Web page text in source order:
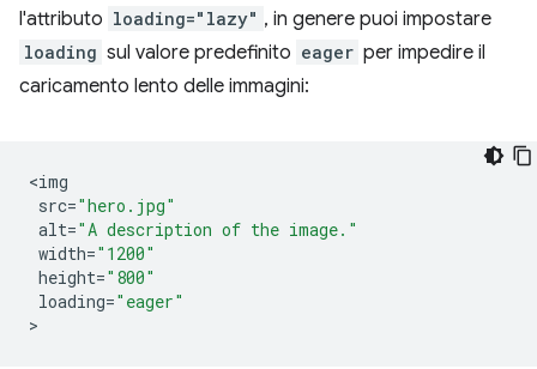
l'attributo loading="lazy" , in genere puoi impostare
loading sul valore predefinito eager per impedire il
caricamento lento delle immagini:
<img
src="hero.jpg"
alt="A description of the image."
width="1200"
height="800"
loading="eager"